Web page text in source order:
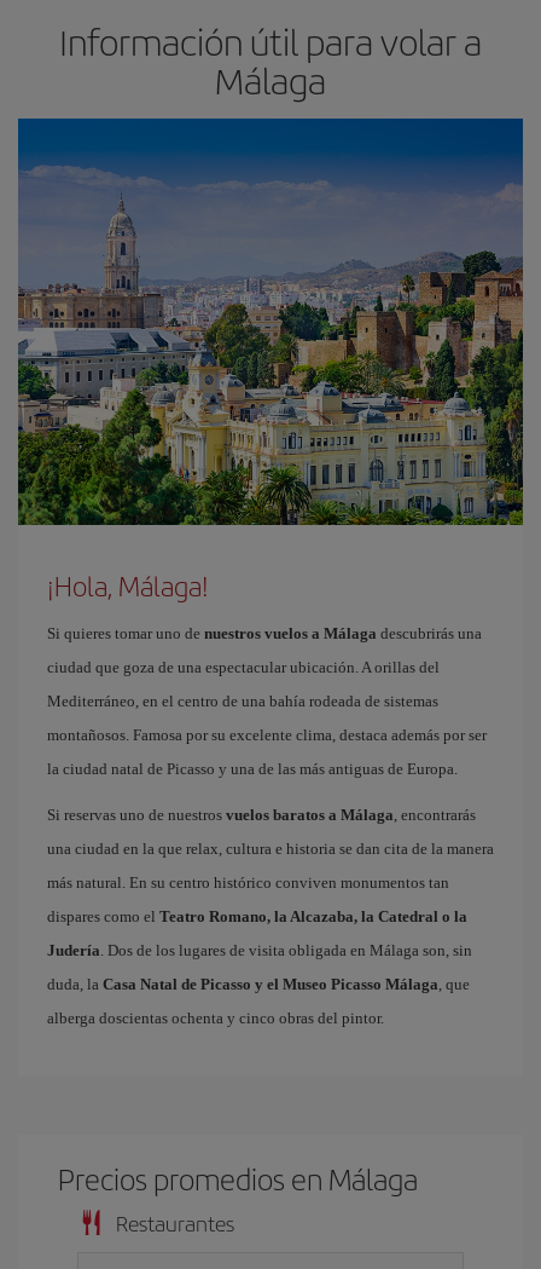
Información útil para volar a
Málaga
¡Hola, Málaga!
Si quieres tomar uno de nuestros vuelos a Málaga descubrirás una
ciudad que goza de una espectacular ubicación. A orillas del
Mediterráneo, en el centro de una bahía rodeada de sistemas
montañosos. Famosa por su excelente clima, destaca además por ser
la ciudad natal de Picasso y una de las más antiguas de Europa.
Si reservas uno de nuestros vuelos baratos a Málaga, encontrarás
una ciudad en la que relax, cultura e historia se dan cita de la manera
más natural. En su centro histórico conviven monumentos tan
dispares como el Teatro Romano, la Alcazaba, la Catedral o la
Judería. Dos de los lugares de visita obligada en Málaga son, sin
duda, la Casa Natal de Picasso y el Museo Picasso Málaga, que
alberga doscientas ochenta y cinco obras del pintor.
Precios promedios en Málaga
Restaurantes